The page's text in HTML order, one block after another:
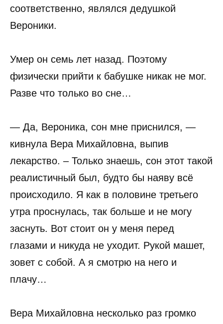
соответственно, являлся дедушкой
Вероники.
Умер он семь лет назад. Поэтому
физически прийти к бабушке никак не мог.
Разве что только во сне…
— Да, Вероника, сон мне приснился, —
кивнула Вера Михайловна, выпив
лекарство. – Только знаешь, сон этот такой
реалистичный был, будто бы наяву всё
происходило. Я как в половине третьего
утра проснулась, так больше и не могу
заснуть. Вот стоит он у меня перед
глазами и никуда не уходит. Рукой машет,
зовет с собой. А я смотрю на него и
плачу…
Вера Михайловна несколько раз громко